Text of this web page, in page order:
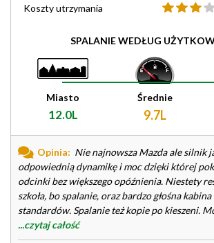
Koszty utrzymania
SPALANIE WEDŁUG
Miasto
12.0L
Średnie
9.7L
Opinia: Nie najnowsza Mazda ale silnik
odpowiednią dynamikę i moc dzięki której
odcinki bez większego opóźnienia. Niestety
szkoła, bo spalanie, oraz bardzo głośna
standardów. Spalanie też kopie po kieszeni.
...czytaj całość